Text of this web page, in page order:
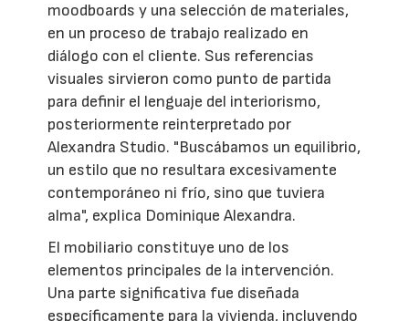
moodboards y una selección de materiales,
en un proceso de trabajo realizado en
diálogo con el cliente. Sus referencias
visuales sirvieron como punto de partida
para definir el lenguaje del interiorismo,
posteriormente reinterpretado por
Alexandra Studio. "Buscábamos un equilibrio,
un estilo que no resultara excesivamente
contemporáneo ni frío, sino que tuviera
alma", explica Dominique Alexandra.
El mobiliario constituye uno de los
elementos principales de la intervención.
Una parte significativa fue diseñada
específicamente para la vivienda, incluyendo